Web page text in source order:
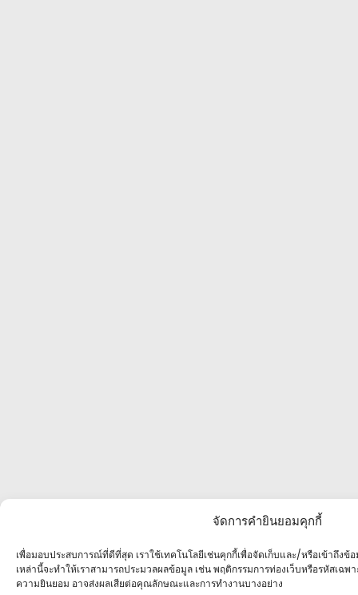
จัดการคำยินยอมคุกกี้
เพื่อมอบประสบการณ์ที่ดีที่สุด เราใช้เทคโนโลยีเช่นคุกกี้เพื่อจัดเก็บและ/หรือเข้าถึง
เหล่านี้จะทำให้เราสามารถประมวลผลข้อมูล เช่น พฤติกรรมการท่องเว็บหรือรหัสเฉ
ความยินยอม อาจส่งผลเสียต่อคุณลักษณะและการทำงานบางอย่าง